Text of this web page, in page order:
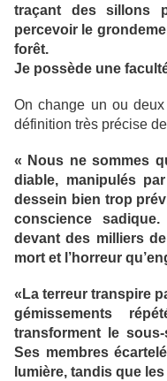
traçant des sillons
percevoir le
forêt.
Je possède une
On change un ou
définition très précise
« Nous ne sommes
diable, manipulés
dessein bien trop
conscience
devant des milliers
mort et l’horreur
«La terreur transpire
gémissements
transforment le
Ses membres
lumière, tandis que